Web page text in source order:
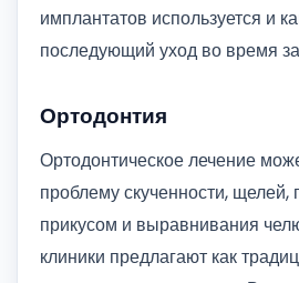
имплантатов используется и
последующий уход во время
Ортодонтия
Ортодонтическое лечение
проблему скученности, щелей,
прикусом и выравнивания
клиники предлагают как